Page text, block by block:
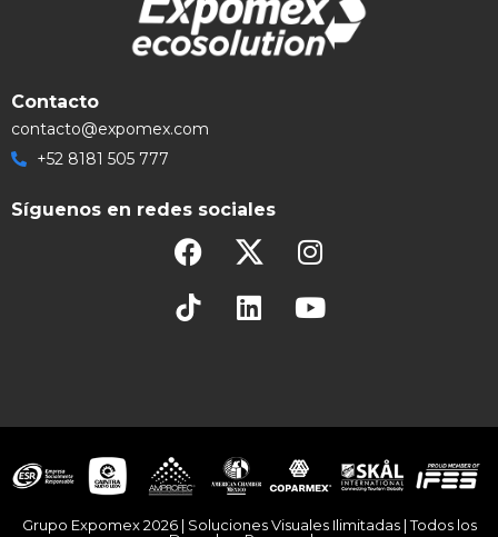
Contacto
contacto@expomex.com
+52 8181 505 777
Síguenos en redes sociales
Grupo Expomex 2026 | Soluciones Visuales Ilimitadas | Todos los